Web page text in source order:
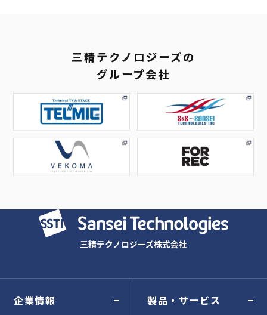
三精テクノロジーズの
グループ会社
三精テクノロジーズ株式会社
企業情報 製品・サービス